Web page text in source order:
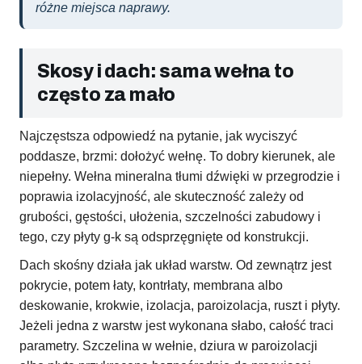
różne miejsca naprawy.
Skosy i dach: sama wełna to
często za mało
Najczęstsza odpowiedź na pytanie, jak wyciszyć
poddasze, brzmi: dołożyć wełnę. To dobry kierunek, ale
niepełny. Wełna mineralna tłumi dźwięki w przegrodzie i
poprawia izolacyjność, ale skuteczność zależy od
grubości, gęstości, ułożenia, szczelności zabudowy i
tego, czy płyty g-k są odsprzęgnięte od konstrukcji.
Dach skośny działa jak układ warstw. Od zewnątrz jest
pokrycie, potem łaty, kontrłaty, membrana albo
deskowanie, krokwie, izolacja, paroizolacja, ruszt i płyty.
Jeżeli jedna z warstw jest wykonana słabo, całość traci
parametry. Szczelina w wełnie, dziura w paroizolacji